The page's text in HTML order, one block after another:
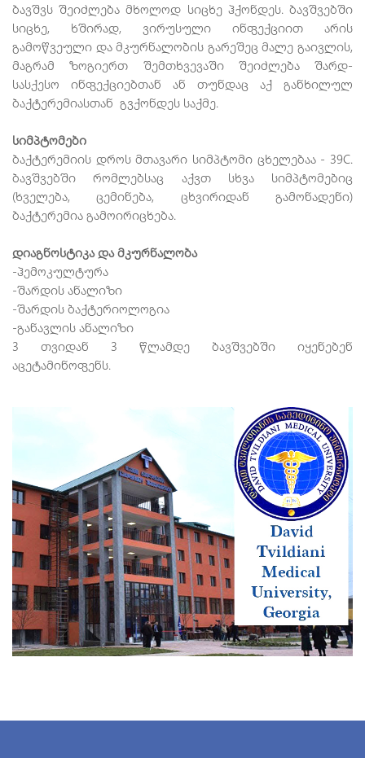
ბავშვს შეიძლება მხოლოდ სიცხე ჰქონდეს. ბავშვებში
სიცხე, ხშირად, ვირუსული ინფექციით არის
გამოწვეული და მკურნალობის გარეშეც მალე გაივლის,
მაგრამ ზოგიერთ შემთხვევაში შეიძლება შარდ-
სასქესო ინფექციებთან ან თუნდაც აქ განხილულ
ბაქტერემიასთან გვქონდეს საქმე.
სიმპტომები
ბაქტერემიის დროს მთავარი სიმპტომი ცხელებაა - 39C.
ბავშვებში რომლებსაც აქვთ სხვა სიმპტომებიც
(ხველება, ცემინება, ცხვირიდან გამონადენი)
ბაქტერემია გამოირიცხება.
დიაგნოსტიკა და მკურნალობა
-ჰემოკულტურა
-შარდის ანალიზი
-შარდის ბაქტერიოლოგია
-განავლის ანალიზი
3 თვიდან 3 წლამდე ბავშვებში იყენებენ
აცეტამინოფენს.